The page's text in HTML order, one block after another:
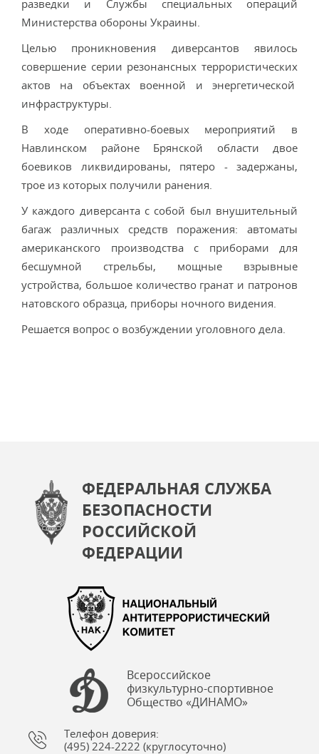
разведки и Службы специальных операций
Министерства обороны Украины.
Целью проникновения диверсантов явилось
совершение серии резонансных террористических
актов на объектах военной и энергетической
инфраструктуры.
В ходе оперативно-боевых мероприятий в
Навлинском районе Брянской области двое
боевиков ликвидированы, пятеро - задержаны,
трое из которых получили ранения.
У каждого диверсанта с собой был внушительный
багаж различных средств поражения: автоматы
американского производства с приборами для
бесшумной стрельбы, мощные взрывные
устройства, большое количество гранат и патронов
натовского образца, приборы ночного видения.
Решается вопрос о возбуждении уголовного дела.
ФЕДЕРАЛЬНАЯ СЛУЖБА
БЕЗОПАСНОСТИ
РОССИЙСКОЙ
ФЕДЕРАЦИИ
Всероссийское
физкультурно-спортивное
Общество «ДИНАМО»
Телефон доверия:
(495) 224-2222 (круглосуточно)